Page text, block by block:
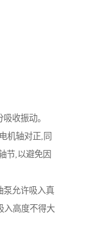
收振动。
机轴对正,同
节,以避免因
泵允许吸入真
入高度不得大